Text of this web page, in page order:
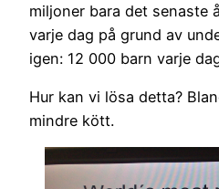
miljoner bara det senaste
varje dag på grund av
igen: 12 000 barn varje
Hur kan vi lösa detta?
mindre kött.